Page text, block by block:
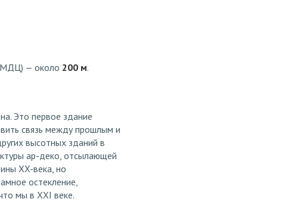
— около 200 м.
Это первое здание
связь между прошлым и
высотных зданий в
ар-деко, отсылающей
XX-века, но
остекление,
мы в XXI веке.